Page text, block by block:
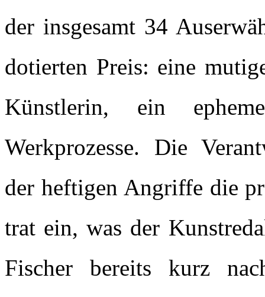
der insgesamt 34
dotierten Preis: eine
Künstlerin, ein
Werkprozesse. Die
der heftigen Angriffe die
trat ein, was der
Fischer bereits kurz